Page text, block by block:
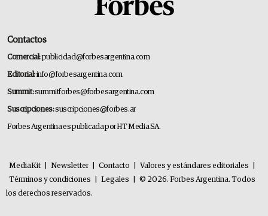
Contactos
Comercial:publicidad@forbesargentina.com
Editorial:info@forbesargentina.com
Summit:summitforbes@forbesargentina.com
Suscripciones:suscripciones@forbes.ar
Forbes Argentina es publicada por HT Media SA.
MediaKit Newsletter Contacto Valores y estándares editoriales
Términos y condiciones
Legales
© 2026. Forbes Argentina. Todos
los derechos reservados.